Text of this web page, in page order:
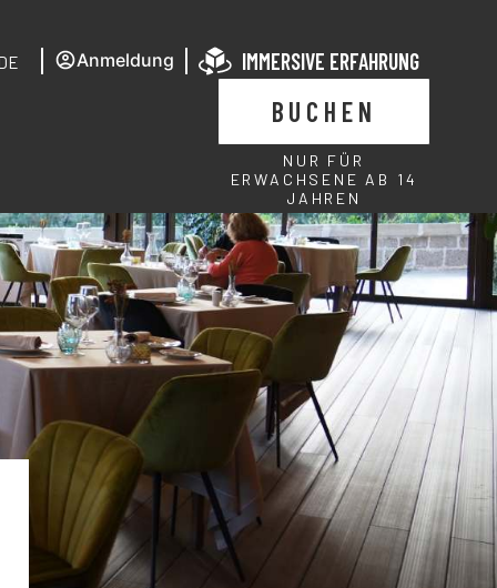
Anmeldung IMMERSIVE ERFAHRUNG
BUCHEN
NUR FÜR
ERWACHSENE AB 14
JAHREN